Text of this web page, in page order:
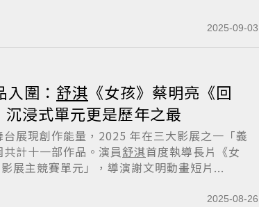
2025-09-03
圍： 舒淇 《女孩》蔡明亮《回
浸式單元更是歷年之最
展現創作能量，2025 年在三大影展之一「義
計十一部作品。演員舒淇首度執導長片《女
展主競賽單元」，導演謝文明動畫短片...
2025-08-26